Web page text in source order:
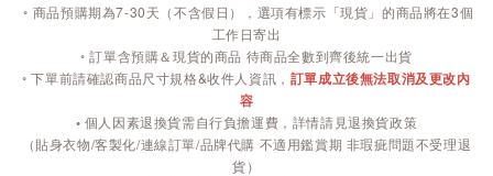
◦ 商品預購期為7-30天（不含假日），選項有標示「現貨」的商品將在3個
工作日寄出
◦ 訂單含預購＆現貨的商品 待商品全數到齊後統一出貨
◦ 下單前請確認商品尺寸規格&收件人資訊， 訂單成立後無法取消及更改內
容
◦ 個人因素退換貨需自行負擔運費，詳情請見退換貨政策
（貼身衣物/客製化/連線訂單/品牌代購 不適用鑑賞期 非瑕疵問題不受理退
貨）